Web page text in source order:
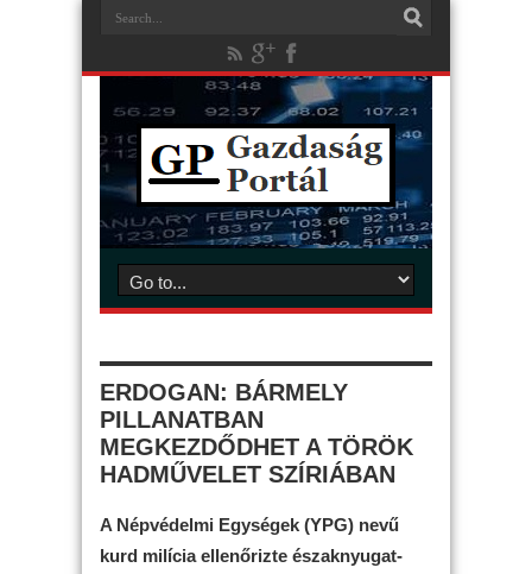
ERDOGAN: BÁRMELY
PILLANATBAN
MEGKEZDŐDHET A TÖRÖK
HADMŰVELET SZÍRIÁBAN
A Népvédelmi Egységek (YPG) nevű
kurd milícia ellenőrizte északnyugat-